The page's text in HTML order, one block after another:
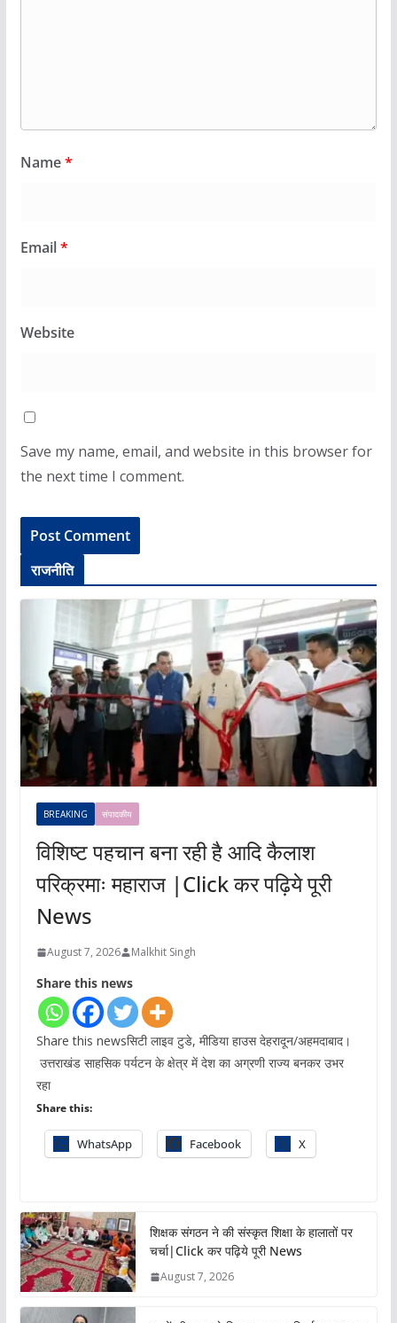
Name*
Email*
Website
Save my name, email, and website in this browser for
the next time I comment.
राजनीति
BREAKING संपादकीय
विशिष्ट पहचान बना रही है आदि कैलाश
परिक्रमाः महाराज |Click कर पढ़िये पूरी
News
August 7, 2026 Malkhit Singh
Share this news
Share this newsसिटी लाइव टुडे, मीडिया हाउस देहरादून/अहमदाबाद।
उत्तराखंड साहसिक पर्यटन के क्षेत्र में देश का अग्रणी राज्य बनकर उभर
रहा
Share this:
WhatsApp Facebook X
शिक्षक संगठन ने की संस्कृत शिक्षा के हालातों पर
चर्चा|Click कर पढ़िये पूरी News
August 7, 2026